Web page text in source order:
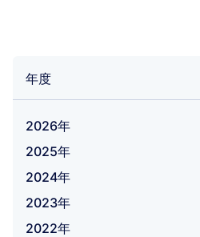
年度
2026年
2025年
2024年
2023年
2022年